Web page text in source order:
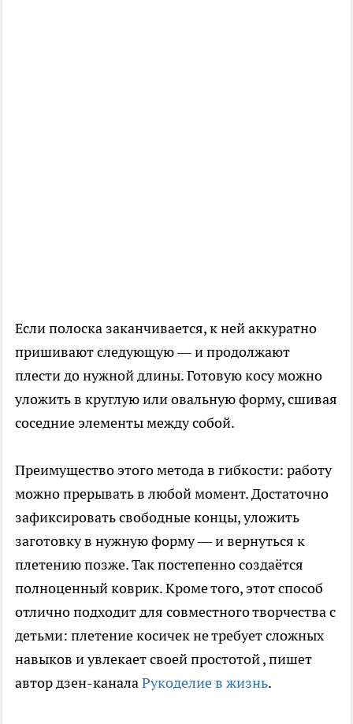
Если полоска заканчивается, к ней аккуратно
пришивают следующую — и продолжают
плести до нужной длины. Готовую косу можно
уложить в круглую или овальную форму, сшивая
соседние элементы между собой.
Преимущество этого метода в гибкости: работу
можно прерывать в любой момент. Достаточно
зафиксировать свободные концы, уложить
заготовку в нужную форму — и вернуться к
плетению позже. Так постепенно создаётся
полноценный коврик. Кроме того, этот способ
отлично подходит для совместного творчества с
детьми: плетение косичек не требует сложных
навыков и увлекает своей простотой, пишет
автор дзен-каналаРукоделие в жизнь.